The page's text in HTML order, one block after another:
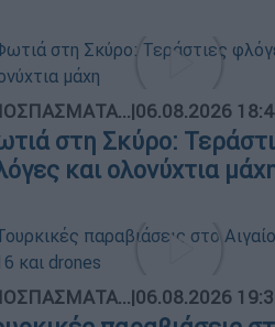
|06.08.2026
στη Σκύρο:
και ολονύχτια
|06.08.2026